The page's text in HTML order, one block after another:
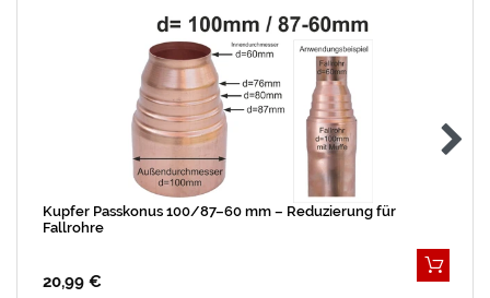
Kupfer Passkonus 100/87–60 mm – Reduzierung für
Fallrohre
20,99 €